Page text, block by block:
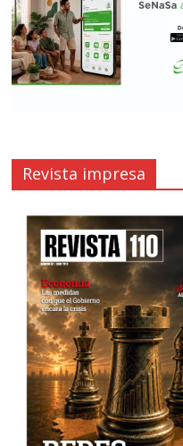
Revista impresa